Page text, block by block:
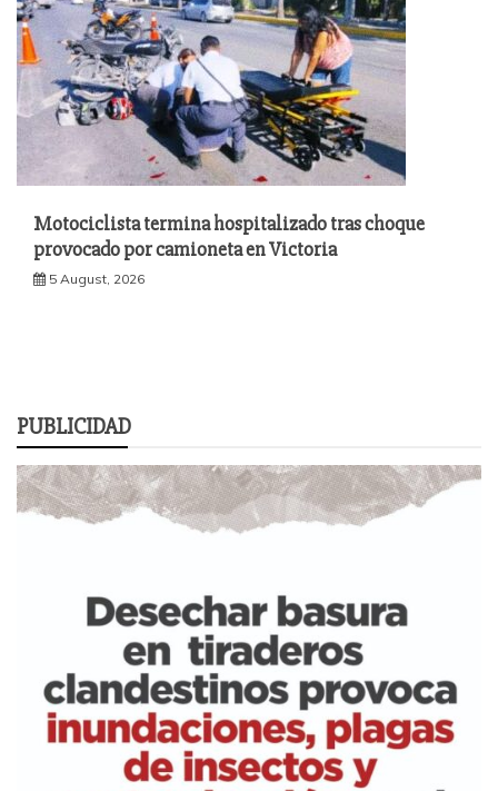
Motociclista termina hospitalizado tras choque
provocado por camioneta en Victoria
5 August, 2026
PUBLICIDAD